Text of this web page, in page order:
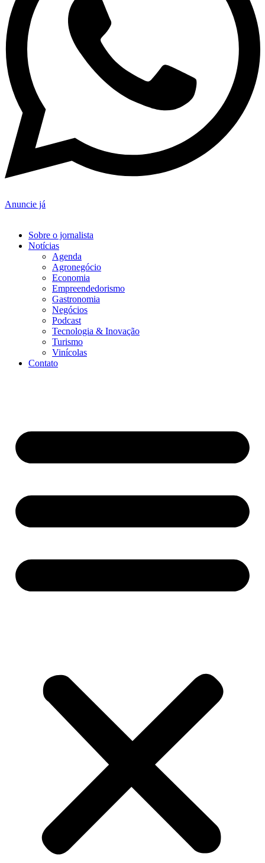
Anuncie já
Sobre o jornalista
Notícias
Agenda
Agronegócio
Economia
Empreendedorismo
Gastronomia
Negócios
Podcast
Tecnologia & Inovação
Turismo
Vinícolas
Contato